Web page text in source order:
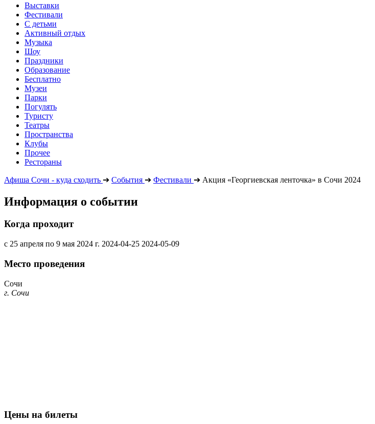
Выставки
Фестивали
С детьми
Активный отдых
Музыка
Шоу
Праздники
Образование
Бесплатно
Музеи
Парки
Погулять
Туристу
Театры
Пространства
Клубы
Прочее
Рестораны
Афиша Сочи - куда сходить ➔ События ➔ Фестивали ➔ Акция «Георгиевская ленточка» в Сочи 2024
Информация о событии
Когда проходит
с 25 апреля по 9 мая 2024 г. 2024-04-25 2024-05-09
Место проведения
Сочи
г. Сочи
Цены на билеты